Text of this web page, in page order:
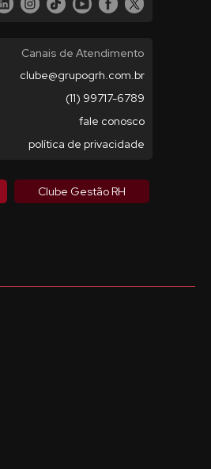
Canais de Atendimento
clube@grupogrh.com.br
(11) 99717-6789
fale conosco
política de privacidade
Clube Gestão RH